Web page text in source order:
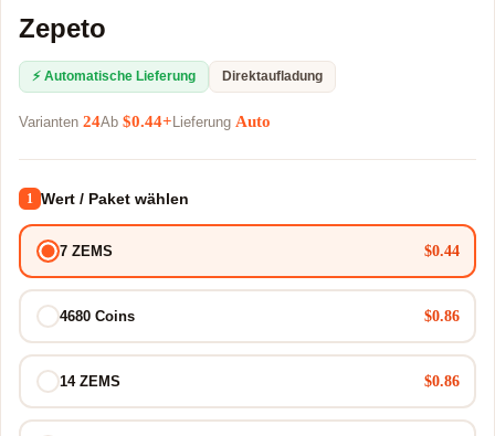
Zepeto
⚡ Automatische Lieferung Direktaufladung
Varianten 24Ab $0.44+ Lieferung Auto
1 Wert / Paket wählen
7 ZEMS $0.44
4680 Coins $0.86
14 ZEMS $0.86